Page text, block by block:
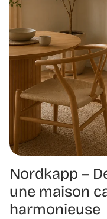
Nordkapp –
une maison
harmonieuse